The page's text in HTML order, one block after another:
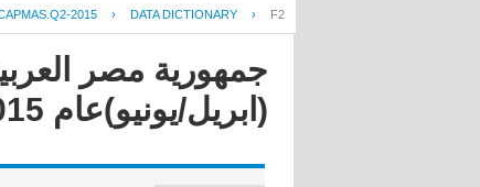
2015 › DATA DICTIONARY › F2
جمهورية مصر
(ابريل/يونيو)عام 2015